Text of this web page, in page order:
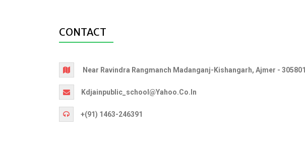
CONTACT
Near Ravindra Rangmanch Madanganj-Kishangarh, Ajmer - 305801
Kdjainpublic_school@yahoo.co.in
+(91) 1463-246391